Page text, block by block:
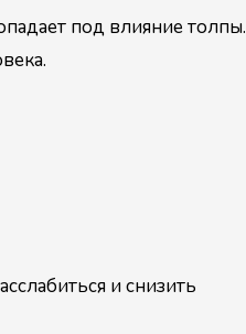
под влияние толпы.
и снизить